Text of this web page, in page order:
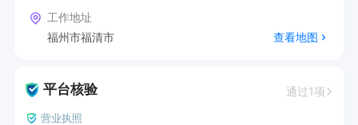
工作地址
福州市福清市
查看地图
平台核验 通过1项
营业执照